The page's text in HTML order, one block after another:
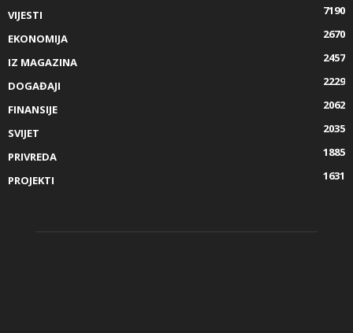
VIJESTI
7190
EKONOMIJA
2670
IZ MAGAZINA
2457
DOGAĐAJI
2229
FINANSIJE
2062
SVIJET
2035
PRIVREDA
1885
PROJEKTI
1631